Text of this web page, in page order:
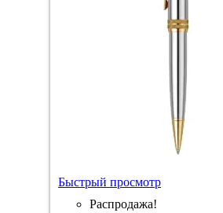
Быстрый просмотр
Распродажа!